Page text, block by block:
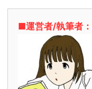
■運営者/執筆者